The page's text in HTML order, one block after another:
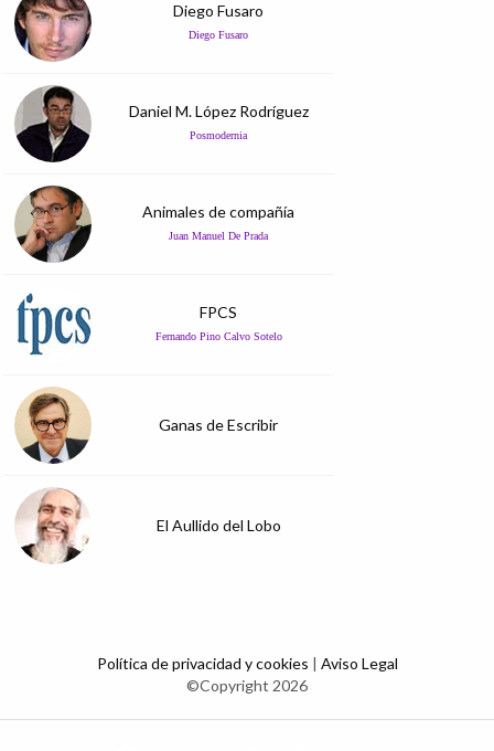
Diego Fusaro
Diego Fusaro
Daniel M. López Rodríguez
Posmodernia
Animales de compañía
Juan Manuel De Prada
FPCS
Fernando Pino Calvo Sotelo
Ganas de Escribir
El Aullido del Lobo
Política de privacidad y cookies | Aviso Legal
©Copyright 2026